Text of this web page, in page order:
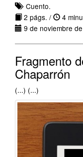
Cuento.
2 págs. /
4
9 de noviembre
Fragmento
Chaparrón
(...) (...)